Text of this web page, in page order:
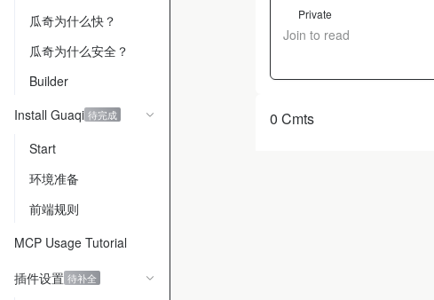
瓜奇为什么快？
瓜奇为什么安全？
Builder
Install Guaqi 待完成
Start
环境准备
前端规则
MCP Usage Tutorial
插件设置 待补全
Private
Join to read
0 Cmts